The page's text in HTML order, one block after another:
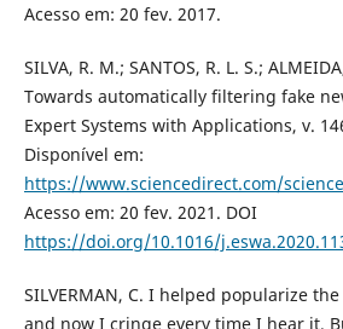
Acesso em: 20 fev. 2017.
SILVA, R. M.; SANTOS, R. L. S.;
Towards automatically filtering fake
Expert Systems with Applications, v.
Disponível em:
https://www.sciencedirect.com/
Acesso em: 20 fev. 2021. DOI
https://doi.org/10.1016/
SILVERMAN, C. I helped popularize
and now I cringe every time I hear it.